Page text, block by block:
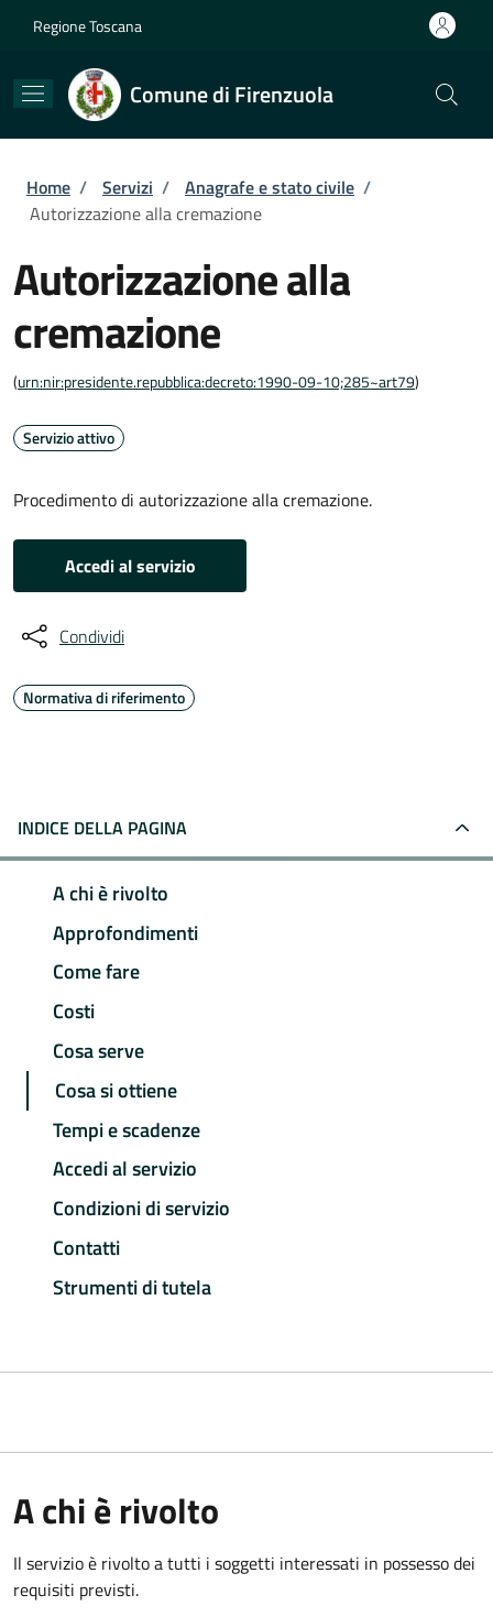
Regione Toscana
Comune di Firenzuola
Briciole di pane
Home / Servizi / Anagrafe e stato civile /
Autorizzazione alla cremazione
Autorizzazione alla
cremazione
(urn:nir:presidente.repubblica:decreto:1990-09-10;285~art79)
Servizio attivo
Procedimento di autorizzazione alla cremazione.
Accedi al servizio
Condividi
Normativa di riferimento
INDICE DELLA PAGINA
A chi è rivolto
Approfondimenti
Come fare
Costi
Cosa serve
Cosa si ottiene
Tempi e scadenze
Accedi al servizio
Condizioni di servizio
Contatti
Strumenti di tutela
A chi è rivolto
Il servizio è rivolto a tutti i soggetti interessati in possesso dei
requisiti previsti.